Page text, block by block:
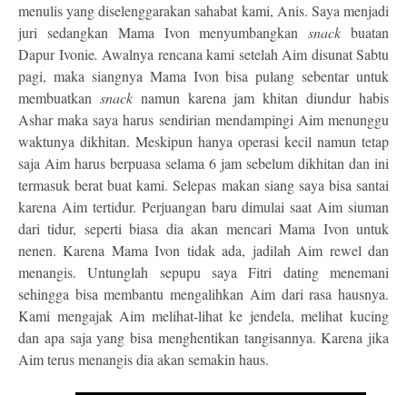
menulis yang diselenggarakan sahabat kami, Anis. Saya menjadi
juri sedangkan Mama Ivon menyumbangkansnackbuatan
Dapur Ivonie. Awalnya rencana kami setelah Aim disunat Sabtu
pagi, maka siangnya Mama Ivon bisa pulang sebentar untuk
membuatkan snacknamun karena jam khitan diundur habis
Ashar maka saya harus sendirian mendampingi Aim menunggu
waktunya dikhitan. Meskipun hanya operasi kecil namun tetap
saja Aim harus berpuasa selama 6 jam sebelum dikhitan dan ini
termasuk berat buat kami. Selepas makan siang saya bisa santai
karena Aim tertidur. Perjuangan baru dimulai saat Aim siuman
dari tidur, seperti biasa dia akan mencari Mama Ivon untuk
nenen. Karena Mama Ivon tidak ada, jadilah Aim rewel dan
menangis. Untunglah sepupu saya Fitri dating menemani
sehingga bisa membantu mengalihkan Aim dari rasa hausnya.
Kami mengajak Aim melihat-lihat ke jendela, melihat kucing
dan apa saja yang bisa menghentikan tangisannya. Karena jika
Aim terus menangis dia akan semakin haus.